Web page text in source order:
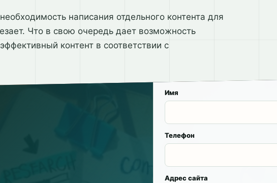
написания отдельного контента для
Что в свою очередь дает возможность
контент в соответствии с
Имя
Телефон
Адрес сайта